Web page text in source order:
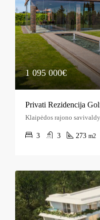
1 095 000€
Privati Rezidencija
Klaipėdos rajono
3 3 273 m2